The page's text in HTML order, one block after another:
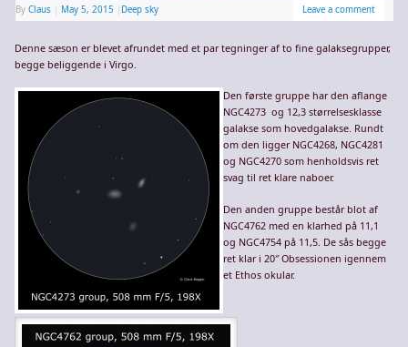
ByClaus | May 5, 2015 | Deep sky Leave a comment
Denne sæson er blevet afrundet med et par tegninger af to fine galaksegrupper,
begge beliggende i Virgo.
Den første gruppe har den aflange
NGC4273 og 12,3 størrelsesklasse
galakse som hovedgalakse. Rundt
om den ligger NGC4268, NGC4281
og NGC4270 som henholdsvis ret
svag til ret klare naboer.
Den anden gruppe består blot af
NGC4762 med en klarhed på 11,1
og NGC4754 på 11,5. De sås begge
ret klar i 20″ Obsessionen igennem
et Ethos okular.